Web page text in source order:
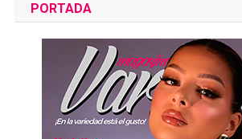
PORTADA